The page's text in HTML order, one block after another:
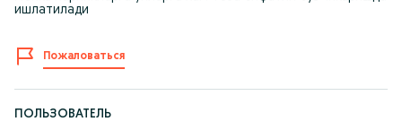
ишлатилади
Пожаловаться
ПОЛЬЗОВАТЕЛЬ